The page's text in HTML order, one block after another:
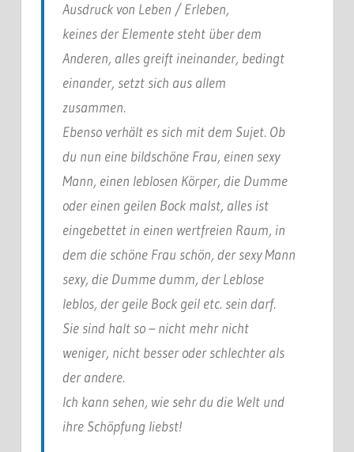
Ausdruck von Leben / Erleben,
keines der Elemente steht über dem
Anderen, alles greift ineinander, bedingt
einander, setzt sich aus allem
zusammen.
Ebenso verhält es sich mit dem Sujet. Ob
du nun eine bildschöne Frau, einen sexy
Mann, einen leblosen Körper, die Dumme
oder einen geilen Bock malst, alles ist
eingebettet in einen wertfreien Raum, in
dem die schöne Frau schön, der sexy Mann
sexy, die Dumme dumm, der Leblose
leblos, der geile Bock geil etc. sein darf.
Sie sind halt so – nicht mehr nicht
weniger, nicht besser oder schlechter als
der andere.
Ich kann sehen, wie sehr du die Welt und
ihre Schöpfung liebst!